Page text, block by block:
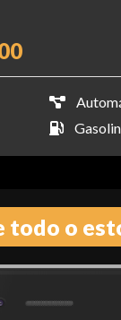
todo o